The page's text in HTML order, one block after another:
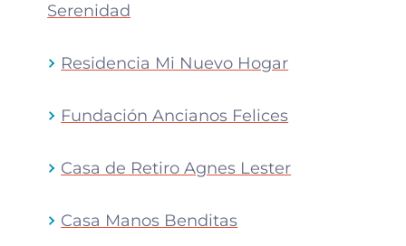
Serenidad
Residencia Mi Nuevo Hogar
Fundación Ancianos Felices
Casa de Retiro Agnes Lester
Casa Manos Benditas